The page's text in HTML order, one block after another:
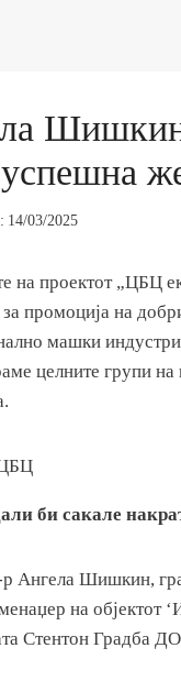
Шишкин
14/03/2025
на проектот „ЦБЦ
за промоција на
машки
целните групи
би сакале
Ангела Шишкин,
на објектот
Стентон Градба